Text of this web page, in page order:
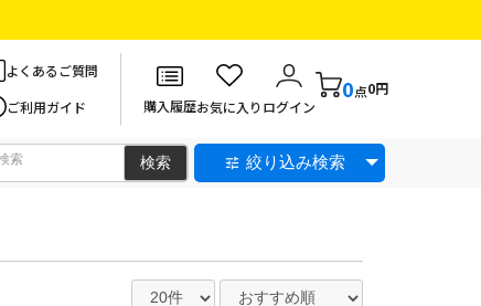
よくあるご質問
ご利用ガイド
購入履歴お気に入りログイン
0点0円
絞り込み検索